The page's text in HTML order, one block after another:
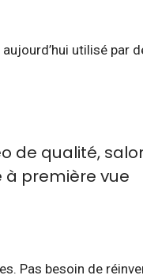
utilisé par
de qualité,
première vue
Pas besoin de